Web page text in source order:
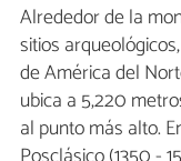
Alrededor de la
sitios
de América del
ubica a 5,220
al punto más alto.